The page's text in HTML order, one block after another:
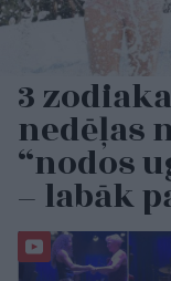
3
nedēļas
“nodos
– labāk